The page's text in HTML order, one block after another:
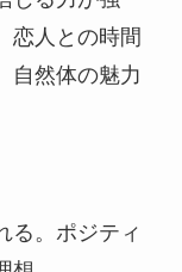
恋人との時間
自然体の魅力
る。ポジティ